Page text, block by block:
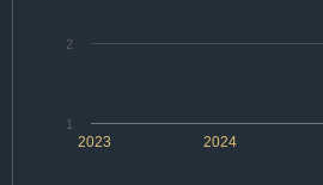
2024
2023
1
2